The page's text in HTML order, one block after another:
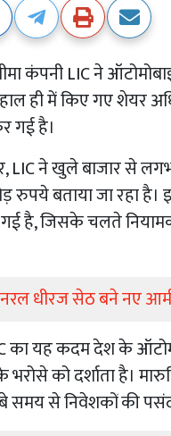
कंपनी LIC ने
ही में किए गए शेयर
गई है।
ने खुले बाजार से
बताया जा रहा है।
है, जिसके चलते
धीरज सेठ बने नए
का यह कदम देश के
को दर्शाता है।
समय से निवेशकों की